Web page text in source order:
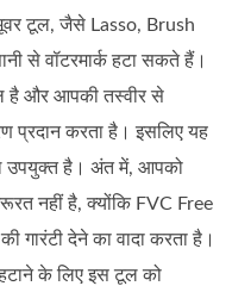
टूल, जैसे Lasso, Brush
से वॉटरमार्क हटा सकते हैं।
है और आपकी तस्वीर से
प्रदान करता है। इसलिए यह
उपयुक्त है। अंत में, आपको
नहीं है, क्योंकि FVC Free
गारंटी देने का वादा करता है।
के लिए इस टूल को